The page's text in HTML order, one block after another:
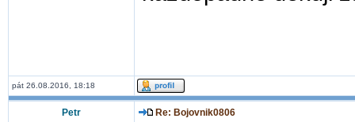
pát 26.08.2016, 18:18
Petr Re: Bojovnik0806